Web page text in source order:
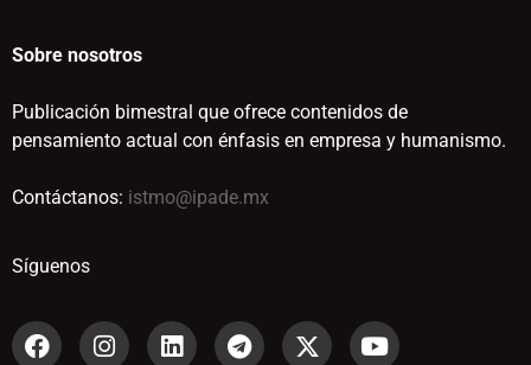
Sobre nosotros
Publicación bimestral que ofrece contenidos de
pensamiento actual con énfasis en empresa y humanismo.
Contáctanos: istmo@ipade.mx
Síguenos